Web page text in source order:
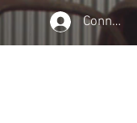
Connexion